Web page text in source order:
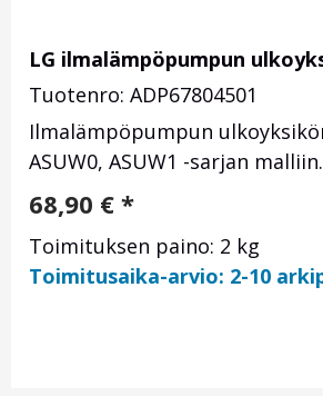
LG ilmalämpöpumpun
Tuotenro: ADP67804501
Ilmalämpöpumpun
ASUW0, ASUW1 -sarjan
68,90 € *
Toimituksen paino: 2 kg
Toimitusaika-arvio: 2-10